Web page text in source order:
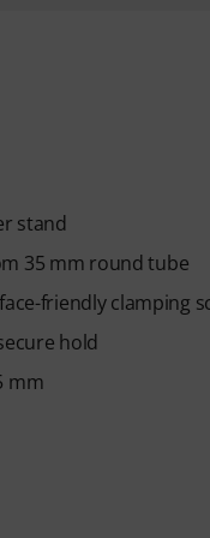
stand
35 mm round tube
friendly clamping
hold
mm